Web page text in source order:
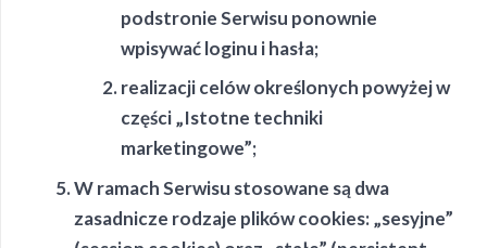
podstronie Serwisu ponownie
wpisywać loginu i hasła;
realizacji celów określonych powyżej w
części „Istotne techniki
marketingowe”;
W ramach Serwisu stosowane są dwa
zasadnicze rodzaje plików cookies: „sesyjne”